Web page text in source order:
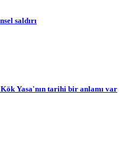
saldırı
Yasa'nın tarihi bir anlamı var